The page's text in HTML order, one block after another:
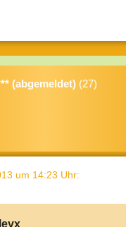
(abgemeldet) (27)
um 14:23 Uhr: